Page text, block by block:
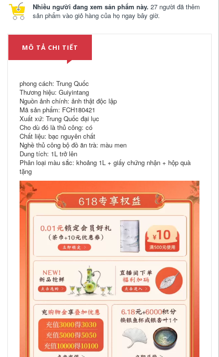
Nhiều người đang xem sản phẩm này. 27 người đã thêm
sản phẩm vào giỏ hàng của họ ngay bây giờ.
MÔ TẢ CHI TIẾT
phong cách: Trung Quốc
Thương hiệu: Guiyintang
Nguồn ảnh chính: ảnh thật độc lập
Mã sản phẩm: FCH180421
Xuất xứ: Trung Quốc đại lục
Cho dù đó là thủ công: có
Chất liệu: bạc nguyên chất
Nghề thủ công bộ đồ ăn trà: màu men
Dung tích: 1L trở lên
Phân loại màu sắc: khoảng 1L + giấy chứng nhận + hộp quà
tặng